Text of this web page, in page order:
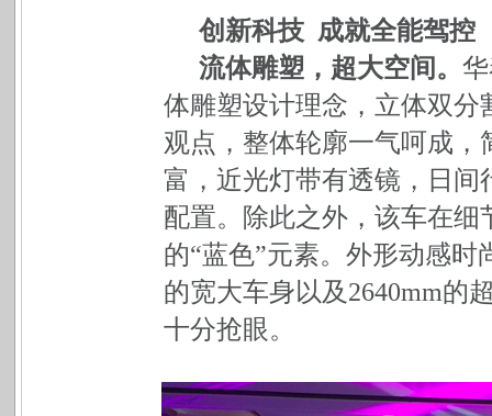
创新科技 成就全能驾控
流体雕塑，超大空间。
体雕塑设计理念，立体双
观点，整体轮廓一气呵成
富，近光灯带有透镜，日
配置。除此之外，该车在
的“蓝色”元素。外形动感时
的宽大车身以及2640mm的
十分抢眼。